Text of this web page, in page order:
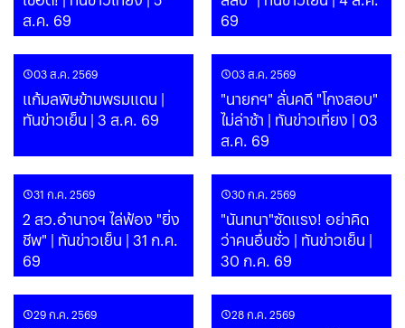
ส.ค. 69
69
03 ส.ค. 2569
แก้มลพิษข้ามพรมแดน |
ทันข่าวเย็น | 3 ส.ค. 69
03 ส.ค. 2569
"นายกฯ" ลั่นคดี "โกงสอบ"
ไม่ล่าช้า | ทันข่าวเที่ยง | 03
ส.ค. 69
31 ก.ค. 2569
2 สว.อำนาจฯ ไล่ฟ้อง "ยิ่ง
ชีพ" | ทันข่าวเย็น | 31 ก.ค.
69
30 ก.ค. 2569
"นันทนา"ซัดแรง! อย่าคิด
ว่าคนอื่นชั่ว | ทันข่าวเย็น |
30 ก.ค. 69
29 ก.ค. 2569 28 ก.ค. 2569